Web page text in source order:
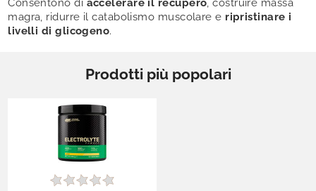
Consentono di accelerare il recupero, costruire massa
magra, ridurre il catabolismo muscolare e ripristinare i
livelli di glicogeno.
Prodotti più popolari